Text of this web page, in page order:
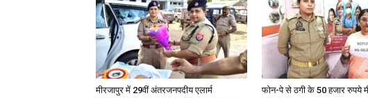
मीरजापुर में 29वीं अंतरजनपदीय एलार्म
फोन-पे से ठगी के 50 हजार रुपये